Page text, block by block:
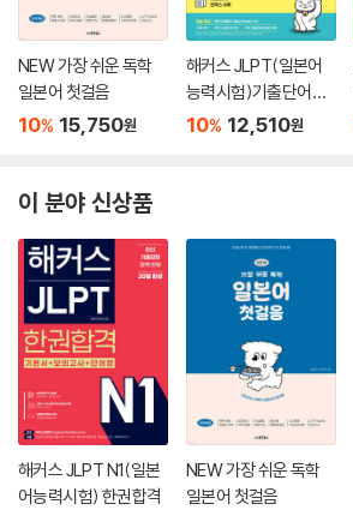
NEW 가장 쉬운 독학
일본어 첫걸음
10% 15,750원
해커스 JLPT(일본어
능력시험)기출단어장
N5-N3
10% 12,510원
이 분야 신상품
해커스 JLPT N1(일본
어능력시험) 한권합격
NEW 가장 쉬운 독학
일본어 첫걸음